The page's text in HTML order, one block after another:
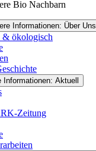
Informationen: Über Uns
& ökologisch
Informationen: Aktuell
Zeitung